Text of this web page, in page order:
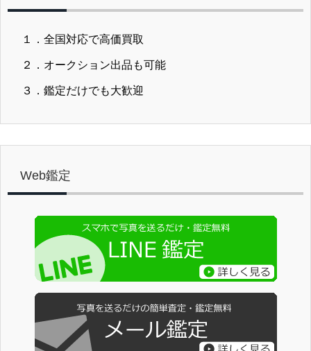
１．全国対応で高価買取
２．オークション出品も可能
３．鑑定だけでも大歓迎
Web鑑定